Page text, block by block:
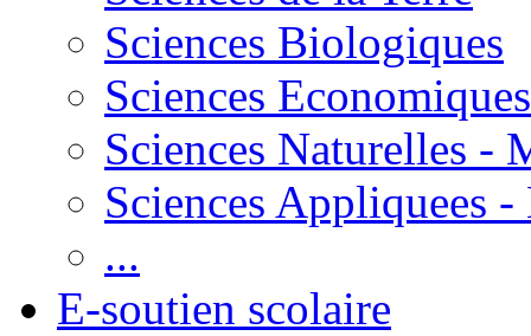
Sciences Biologiques
Sciences Economiques
Sciences Naturelles -
Sciences Appliquees
...
E-soutien scolaire